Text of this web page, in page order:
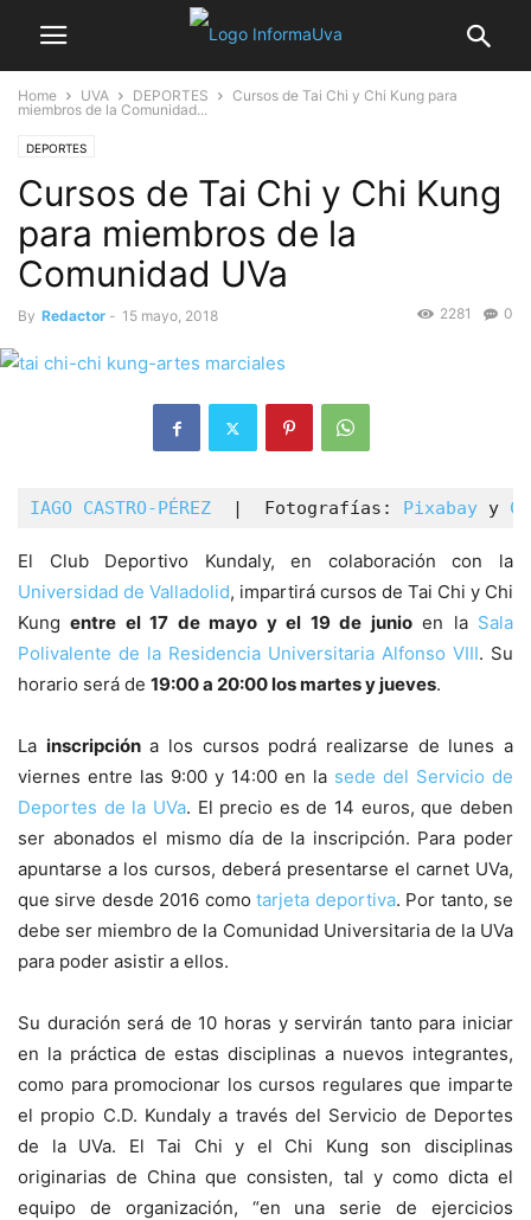
Home UVA DEPORTES
Cursos de Tai Chi y Chi Kung para
miembros de la Comunidad...
DEPORTES
Cursos de Tai Chi y Chi Kung
para miembros de la
Comunidad UVa
By Redactor - 15 mayo, 2018 0
2281
IAGO CASTRO-PÉREZ
  |  Fotografías:
Pixabay y
El Club Deportivo Kundaly, en colaboración con la
Universidad de Valladolid, impartirá cursos de Tai Chi y Chi
Kungentre el 17 de mayo y el 19 de junioen la Sala
Polivalente de la Residencia Universitaria Alfonso VIII. Su
horario será de 19:00 a 20:00 los martes y jueves.
La inscripcióna los cursos podrá realizarse de lunes a
viernes entre las 9:00 y 14:00 en la sede del Servicio de
Deportes de la UVa. El precio es de 14 euros, que deben
ser abonados el mismo día de la inscripción. Para poder
apuntarse a los cursos, deberá presentarse el carnet UVa,
que sirve desde 2016 comotarjeta deportiva. Por tanto, se
debe ser miembro de la Comunidad Universitaria de la UVa
para poder asistir a ellos.
Su duración será de 10 horas y servirán tanto para iniciar
en la práctica de estas disciplinas a nuevos integrantes,
como para promocionar los cursos regulares que imparte
el propio C.D. Kundaly a través del Servicio de Deportes
de la UVa. El Tai Chi y el Chi Kung son disciplinas
originarias de China que consisten, tal y como dicta el
equipo de organización, “en una serie de ejercicios